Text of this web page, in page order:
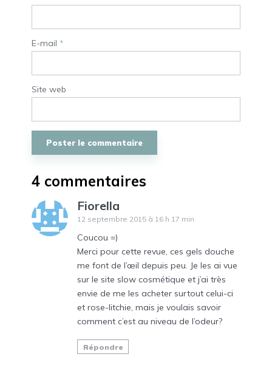
E-mail *
Site web
4 commentaires
Fiorella
12 septembre 2015 à 16 h 17 min
Coucou =)
Merci pour cette revue, ces gels douche
me font de l’œil depuis peu. Je les ai vue
sur le site slow cosmétique et j’ai très
envie de me les acheter surtout celui-ci
et rose-litchie, mais je voulais savoir
comment c’est au niveau de l’odeur?
Répondre